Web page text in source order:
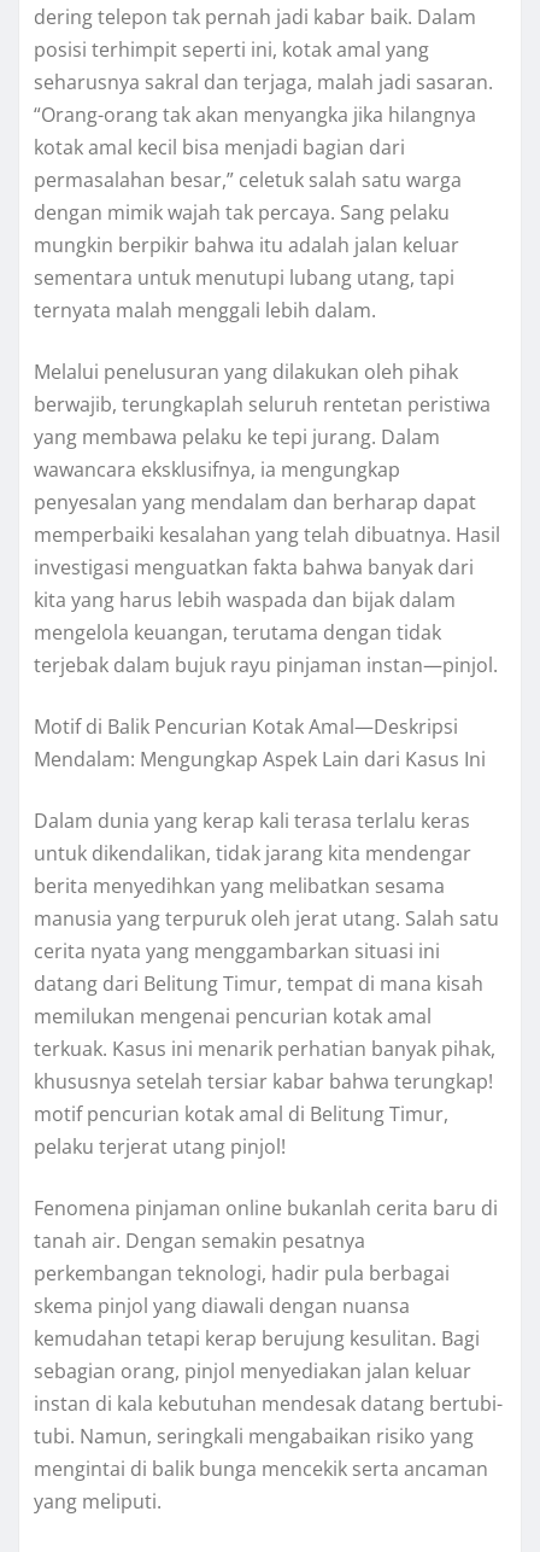
dering telepon tak pernah jadi kabar baik. Dalam
posisi terhimpit seperti ini, kotak amal yang
seharusnya sakral dan terjaga, malah jadi sasaran.
“Orang-orang tak akan menyangka jika hilangnya
kotak amal kecil bisa menjadi bagian dari
permasalahan besar,” celetuk salah satu warga
dengan mimik wajah tak percaya. Sang pelaku
mungkin berpikir bahwa itu adalah jalan keluar
sementara untuk menutupi lubang utang, tapi
ternyata malah menggali lebih dalam.
Melalui penelusuran yang dilakukan oleh pihak
berwajib, terungkaplah seluruh rentetan peristiwa
yang membawa pelaku ke tepi jurang. Dalam
wawancara eksklusifnya, ia mengungkap
penyesalan yang mendalam dan berharap dapat
memperbaiki kesalahan yang telah dibuatnya. Hasil
investigasi menguatkan fakta bahwa banyak dari
kita yang harus lebih waspada dan bijak dalam
mengelola keuangan, terutama dengan tidak
terjebak dalam bujuk rayu pinjaman instan—pinjol.
Motif di Balik Pencurian Kotak Amal—Deskripsi
Mendalam: Mengungkap Aspek Lain dari Kasus Ini
Dalam dunia yang kerap kali terasa terlalu keras
untuk dikendalikan, tidak jarang kita mendengar
berita menyedihkan yang melibatkan sesama
manusia yang terpuruk oleh jerat utang. Salah satu
cerita nyata yang menggambarkan situasi ini
datang dari Belitung Timur, tempat di mana kisah
memilukan mengenai pencurian kotak amal
terkuak. Kasus ini menarik perhatian banyak pihak,
khususnya setelah tersiar kabar bahwa terungkap!
motif pencurian kotak amal di Belitung Timur,
pelaku terjerat utang pinjol!
Fenomena pinjaman online bukanlah cerita baru di
tanah air. Dengan semakin pesatnya
perkembangan teknologi, hadir pula berbagai
skema pinjol yang diawali dengan nuansa
kemudahan tetapi kerap berujung kesulitan. Bagi
sebagian orang, pinjol menyediakan jalan keluar
instan di kala kebutuhan mendesak datang bertubi-
tubi. Namun, seringkali mengabaikan risiko yang
mengintai di balik bunga mencekik serta ancaman
yang meliputi.